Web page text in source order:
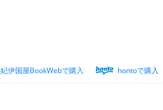
紀伊国屋BookWebで購入 hontoで購入